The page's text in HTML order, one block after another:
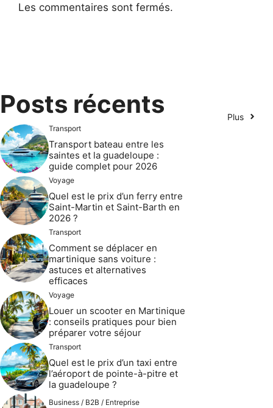
Les commentaires sont fermés.
Posts récents Plus
Transport
Transport bateau entre les
saintes et la guadeloupe :
guide complet pour 2026
Voyage
Quel est le prix d’un ferry entre
Saint-Martin et Saint-Barth en
2026 ?
Transport
Comment se déplacer en
martinique sans voiture :
astuces et alternatives
efficaces
Voyage
Louer un scooter en Martinique
: conseils pratiques pour bien
préparer votre séjour
Transport
Quel est le prix d’un taxi entre
l’aéroport de pointe-à-pitre et
la guadeloupe ?
Business / B2B / Entreprise